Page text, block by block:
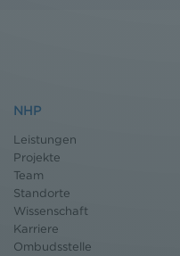
NHP
Leistungen
Projekte
Team
Standorte
Wissenschaft
Karriere
Ombudsstelle